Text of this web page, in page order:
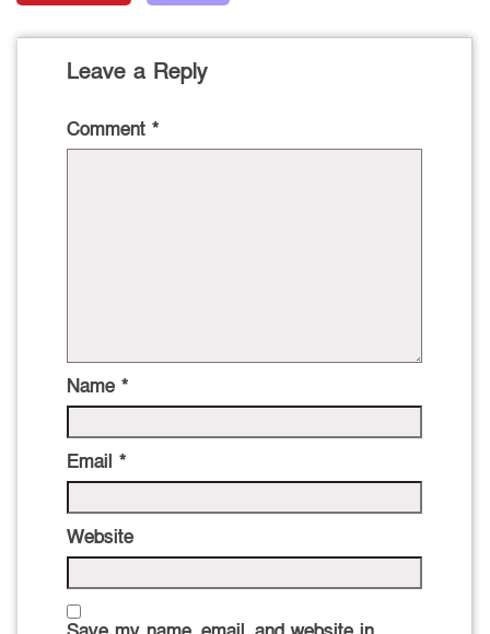
Leave a Reply
Comment *
Name *
Email *
Website